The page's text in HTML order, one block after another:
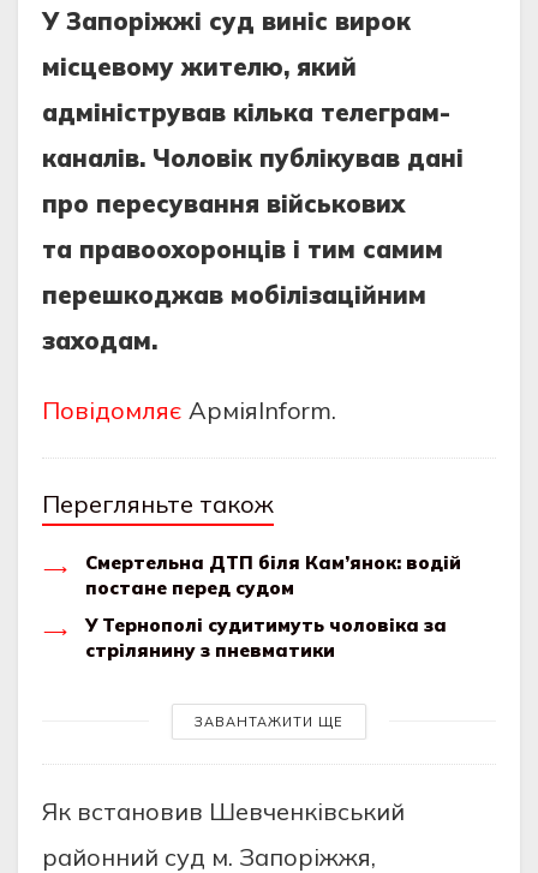
У Запоріжжі суд виніс вирок
місцевому жителю, який
адміністрував кілька телеграм-
каналів. Чоловік публікував дані
про пересування військових
та правоохоронців і тим самим
перешкоджав мобілізаційним
заходам.
Повідомляє АрміяInform.
Перегляньте також
Смертельна ДТП біля Кам’янок: водій
постане перед судом
У Тернополі судитимуть чоловіка за
стрілянину з пневматики
ЗАВАНТАЖИТИ ЩЕ
Як встановив Шевченківський
районний суд м. Запоріжжя,